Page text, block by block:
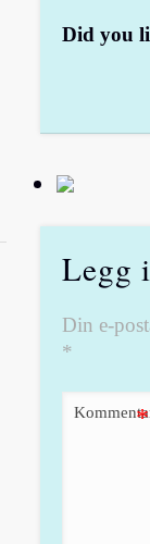
Did you
Legg
Din e-
*
*